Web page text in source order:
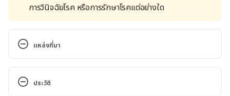
การวินิจฉัยโรค หรือการรักษาโรคแต่อย่างใด
แหล่งที่มา
Rosuvastatin CALCIUM.
https://www.webmd.com/drugs/2/drug-
76701/rosuvastatin-oral/details. Accessed April 18,
ประวัติ